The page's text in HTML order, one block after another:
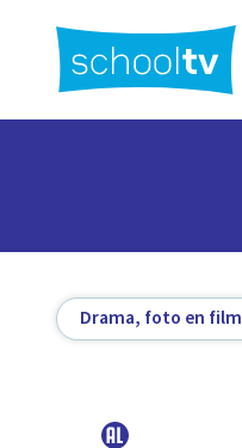
hoofdinhoud
Drama, foto en film